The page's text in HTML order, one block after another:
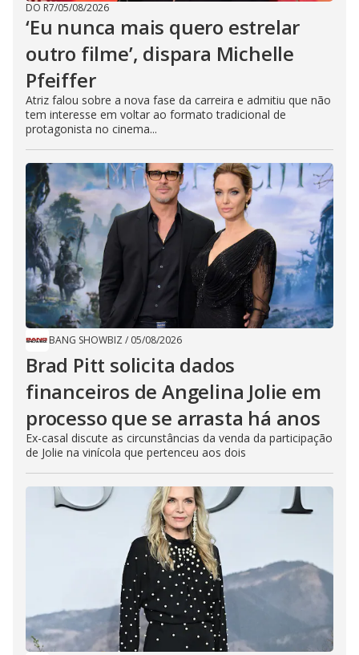
DO R7/05/08/2026
‘Eu nunca mais quero estrelar
outro filme’, dispara Michelle
Pfeiffer
Atriz falou sobre a nova fase da carreira e admitiu que não
tem interesse em voltar ao formato tradicional de
protagonista no cinema...
BANG SHOWBIZ / 05/08/2026
Brad Pitt solicita dados
financeiros de Angelina Jolie em
processo que se arrasta há anos
Ex-casal discute as circunstâncias da venda da participação
de Jolie na vinícola que pertenceu aos dois